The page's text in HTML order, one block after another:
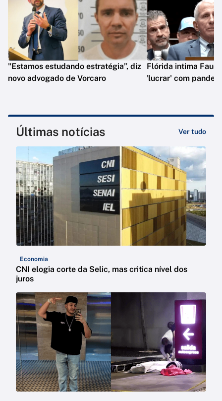
"Estamos estudando estratégia”, diz
novo advogado de Vorcaro
Flórida intima
'lucrar' com
Últimas notícias Ver tudo
Economia
CNI elogia corte da Selic, mas critica nível dos
juros